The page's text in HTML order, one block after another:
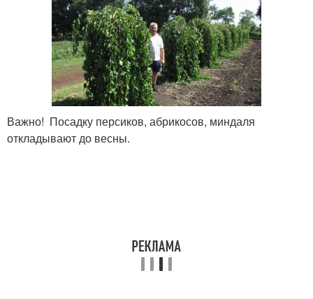
Важно! Посадку персиков, абрикосов, миндаля
откладывают до весны.